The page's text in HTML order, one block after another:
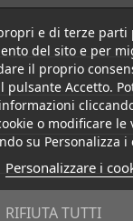
e di terze parti
del sito e per
il proprio
pulsante Accetto.
o modificare le
su Personalizza i
Personalizzare i
RIFIUTA TUTTI